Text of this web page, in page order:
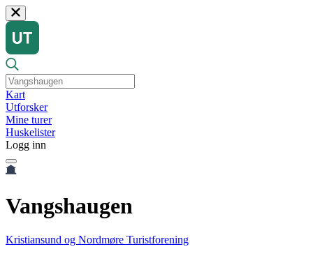
Kart
Utforsker
Mine turer
Huskelister
Logg inn
Vangshaugen
Kristiansund og Nordmøre Turistforening